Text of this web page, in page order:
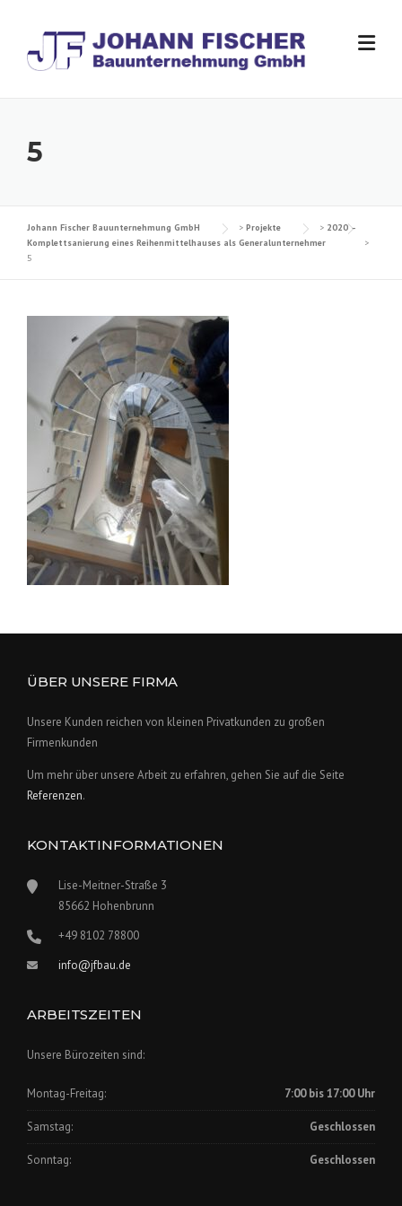
content
5
Johann Fischer Bauunternehmung GmbH > Projekte > 2020 –
Komplettsanierung eines Reihenmittelhauses als Generalunternehmer
>
5
ÜBER UNSERE FIRMA
Unsere Kunden reichen von kleinen Privatkunden zu großen
Firmenkunden
Um mehr über unsere Arbeit zu erfahren, gehen Sie auf die Seite
Referenzen.
KONTAKTINFORMATIONEN
Lise-Meitner-Straße 3
85662 Hohenbrunn
+49 8102 78800
info@jfbau.de
ARBEITSZEITEN
Unsere Bürozeiten sind:
Montag-Freitag: 7:00 bis 17:00 Uhr
Samstag: Geschlossen
Sonntag: Geschlossen